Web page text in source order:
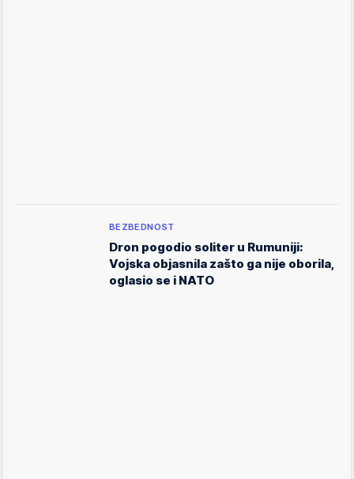
BEZBEDNOST
Dron pogodio soliter u Rumuniji:
Vojska objasnila zašto ga nije oborila,
oglasio se i NATO